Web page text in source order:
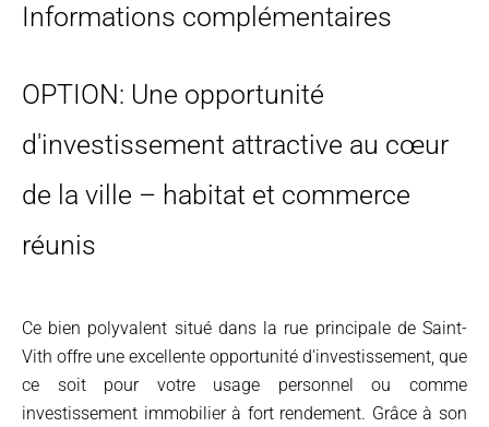
Informations complémentaires
OPTION: Une opportunité
d'investissement attractive au cœur
de la ville – habitat et commerce
réunis
Ce bien polyvalent situé dans la rue principale de Saint-
Vith offre une excellente opportunité d'investissement, que
ce soit pour votre usage personnel ou comme
investissement immobilier à fort rendement. Grâce à son